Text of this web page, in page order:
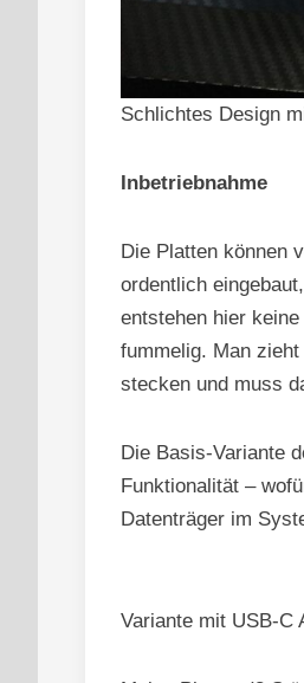
Schlichtes Design
Inbetriebnahme
Die Platten können
ordentlich
entstehen hier
fummelig. Man
stecken und muss
Die Basis-Variante
Funktionalität –
Datenträger im
Variante mit USB-C